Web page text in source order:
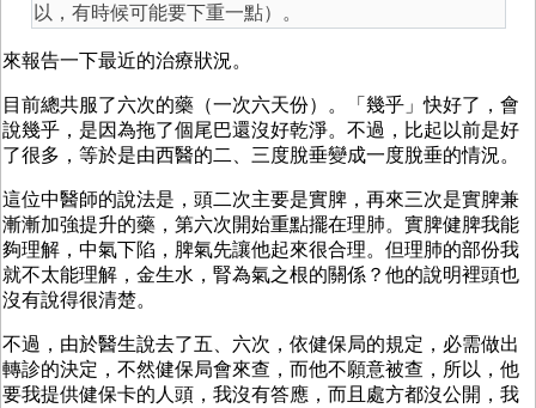
以，有時候可能要下重一點）。
來報告一下最近的治療狀況。
目前總共服了六次的藥（一次六天份）。「幾乎」快好了，會
說幾乎，是因為拖了個尾巴還沒好乾淨。不過，比起以前是好
了很多，等於是由西醫的二、三度脫垂變成一度脫垂的情況。
這位中醫師的說法是，頭二次主要是實脾，再來三次是實脾兼
漸漸加強提升的藥，第六次開始重點擺在理肺。實脾健脾我能
夠理解，中氣下陷，脾氣先讓他起來很合理。但理肺的部份我
就不太能理解，金生水，腎為氣之根的關係？他的說明裡頭也
沒有說得很清楚。
不過，由於醫生說去了五、六次，依健保局的規定，必需做出
轉診的決定，不然健保局會來查，而他不願意被查，所以，他
要我提供健保卡的人頭，我沒有答應，而且處方都沒公開，我